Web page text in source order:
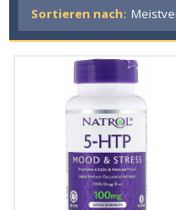
Sortieren nach: